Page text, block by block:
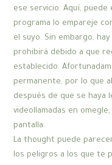
ese servicio. Aquí,
programa lo empareje
el suyo. Sin embargo,
prohibirá debido a que
establecido.
permanente, por lo que
después de que se haya
videollamadas en
pantalla.
La thought puede
los peligros a los que te